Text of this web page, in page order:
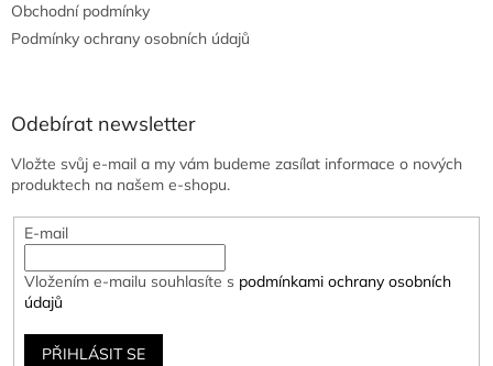
Obchodní podmínky
Podmínky ochrany osobních údajů
Odebírat newsletter
Vložte svůj e-mail a my vám budeme zasílat informace o nových
produktech na našem e-shopu.
E-mail
Vložením e-mailu souhlasíte s podmínkami ochrany osobních
údajů
PŘIHLÁSIT SE